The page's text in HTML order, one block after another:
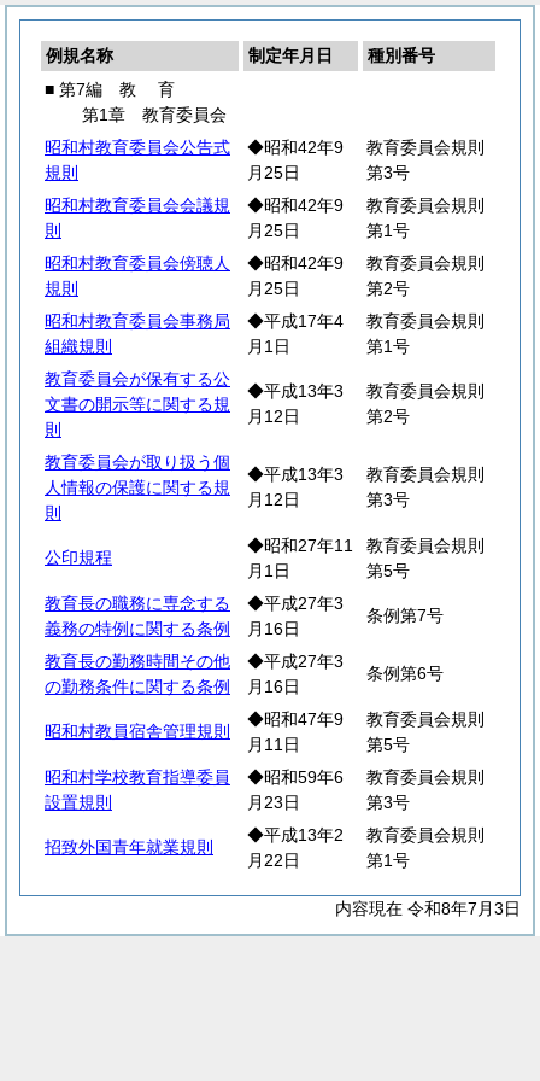
例規名称 制定年月日
種別番号
■ 第7編 教 育
第1章 教育委員会
昭和村教育委員会公告式
規則
◆昭和42年9
月25日
教育委員会規則
第3号
昭和村教育委員会会議規
則
◆昭和42年9
月25日
教育委員会規則
第1号
昭和村教育委員会傍聴人
規則
◆昭和42年9
月25日
教育委員会規則
第2号
昭和村教育委員会事務局
組織規則
◆平成17年4
月1日
教育委員会規則
第1号
教育委員会が保有する公
文書の開示等に関する規
則
◆平成13年3
月12日
教育委員会規則
第2号
教育委員会が取り扱う個
人情報の保護に関する規
則
◆平成13年3
月12日
教育委員会規則
第3号
公印規程
◆昭和27年11
月1日
教育委員会規則
第5号
教育長の職務に専念する
義務の特例に関する条例
◆平成27年3
月16日
条例第7号
教育長の勤務時間その他
の勤務条件に関する条例
◆平成27年3
月16日
条例第6号
昭和村教員宿舎管理規則
◆昭和47年9
月11日
教育委員会規則
第5号
昭和村学校教育指導委員
設置規則
◆昭和59年6
月23日
教育委員会規則
第3号
招致外国青年就業規則
◆平成13年2
月22日
教育委員会規則
第1号
内容現在 令和8年7月3日